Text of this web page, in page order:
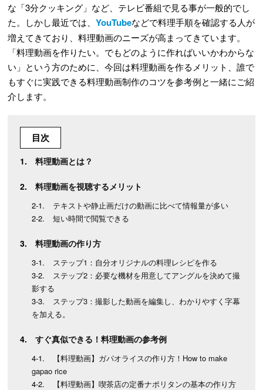
な「3分クッキング」など、テレビ番組で見る事が一般的でし
た。しかし最近では、YouTubeなどで料理手順を確認する人が
増えてきており、料理動画のニーズが高まってきています。
「料理動画を作りたい。でもどのように作ればいいかわからな
い」という方のために、今回は料理動画を作るメリット、誰で
もすぐに実践できる料理動画制作のコツを参考例と一緒にご紹
介します。
目次
料理動画とは？
料理動画を視聴するメリット
テキストや静止画だけの動画に比べて情報量が多い
短い時間で閲覧できる
料理動画の作り方
ステップ1：自分オリジナルの料理レシピを作る
ステップ2：必要な機材を用意してアングルを決めて撮
影する
ステップ3：撮影した動画を編集し、わかりやすく字幕
を加える。
すぐ真似できる！料理動画の参考例
【料理動画】ガパオライスの作り方！How to make
gapao rice
【料理動画】喫茶店の定番ナポリタンの基本の作り方